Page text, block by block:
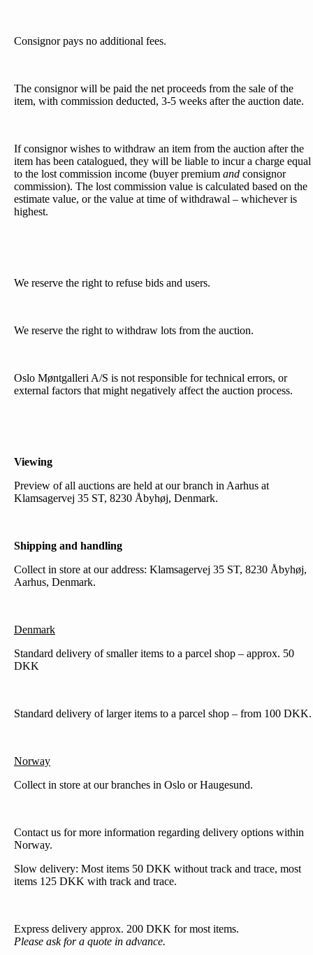
Consignor pays no additional fees.
The consignor will be paid the net proceeds from the sale of the
item, with commission deducted, 3-5 weeks after the auction date.
If consignor wishes to withdraw an item from the auction after the
item has been catalogued, they will be liable to incur a charge equal
to the lost commission income (buyer premium and consignor
commission). The lost commission value is calculated based on the
estimate value, or the value at time of withdrawal – whichever is
highest.
We reserve the right to refuse bids and users.
We reserve the right to withdraw lots from the auction.
Oslo Møntgalleri A/S is not responsible for technical errors, or
external factors that might negatively affect the auction process.
Viewing
Preview of all auctions are held at our branch in Aarhus at
Klamsagervej 35 ST, 8230 Åbyhøj, Denmark.
Shipping and handling
Collect in store at our address: Klamsagervej 35 ST, 8230 Åbyhøj,
Aarhus, Denmark.
Denmark
Standard delivery of smaller items to a parcel shop – approx. 50
DKK
Standard delivery of larger items to a parcel shop – from 100 DKK.
Norway
Collect in store at our branches in Oslo or Haugesund.
Contact us for more information regarding delivery options within
Norway.
Slow delivery: Most items 50 DKK without track and trace, most
items 125 DKK with track and trace.
Express delivery approx. 200 DKK for most items.
Please ask for a quote in advance.